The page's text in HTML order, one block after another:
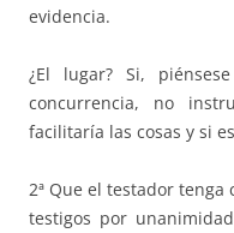
evidencia.
¿El lugar? Si,
concurrencia, no
facilitaría las cosas y si
2ª Que el testador
testigos por